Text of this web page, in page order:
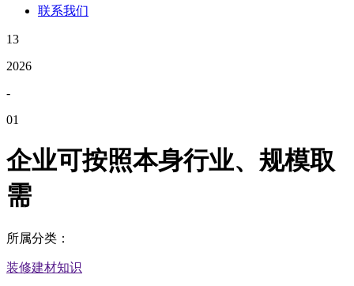
联系我们
13
2026
-
01
企业可按照本身行业、规模取
需
所属分类：
装修建材知识